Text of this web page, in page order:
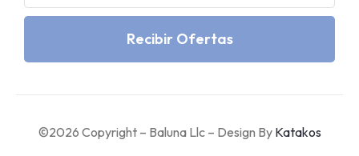
Recibir Ofertas
©2026 Copyright – Baluna Llc – Design By Katakos